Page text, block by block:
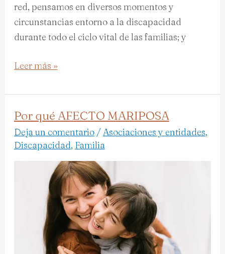
red, pensamos en diversos momentos y
circunstancias entorno a la discapacidad
durante todo el ciclo vital de las familias; y
Leer más »
Por qué AFECTO MARIPOSA
Deja un comentario /Asociaciones y entidades,
Discapacidad, Familia
Por
qué
AFECTO
MARIPOSA